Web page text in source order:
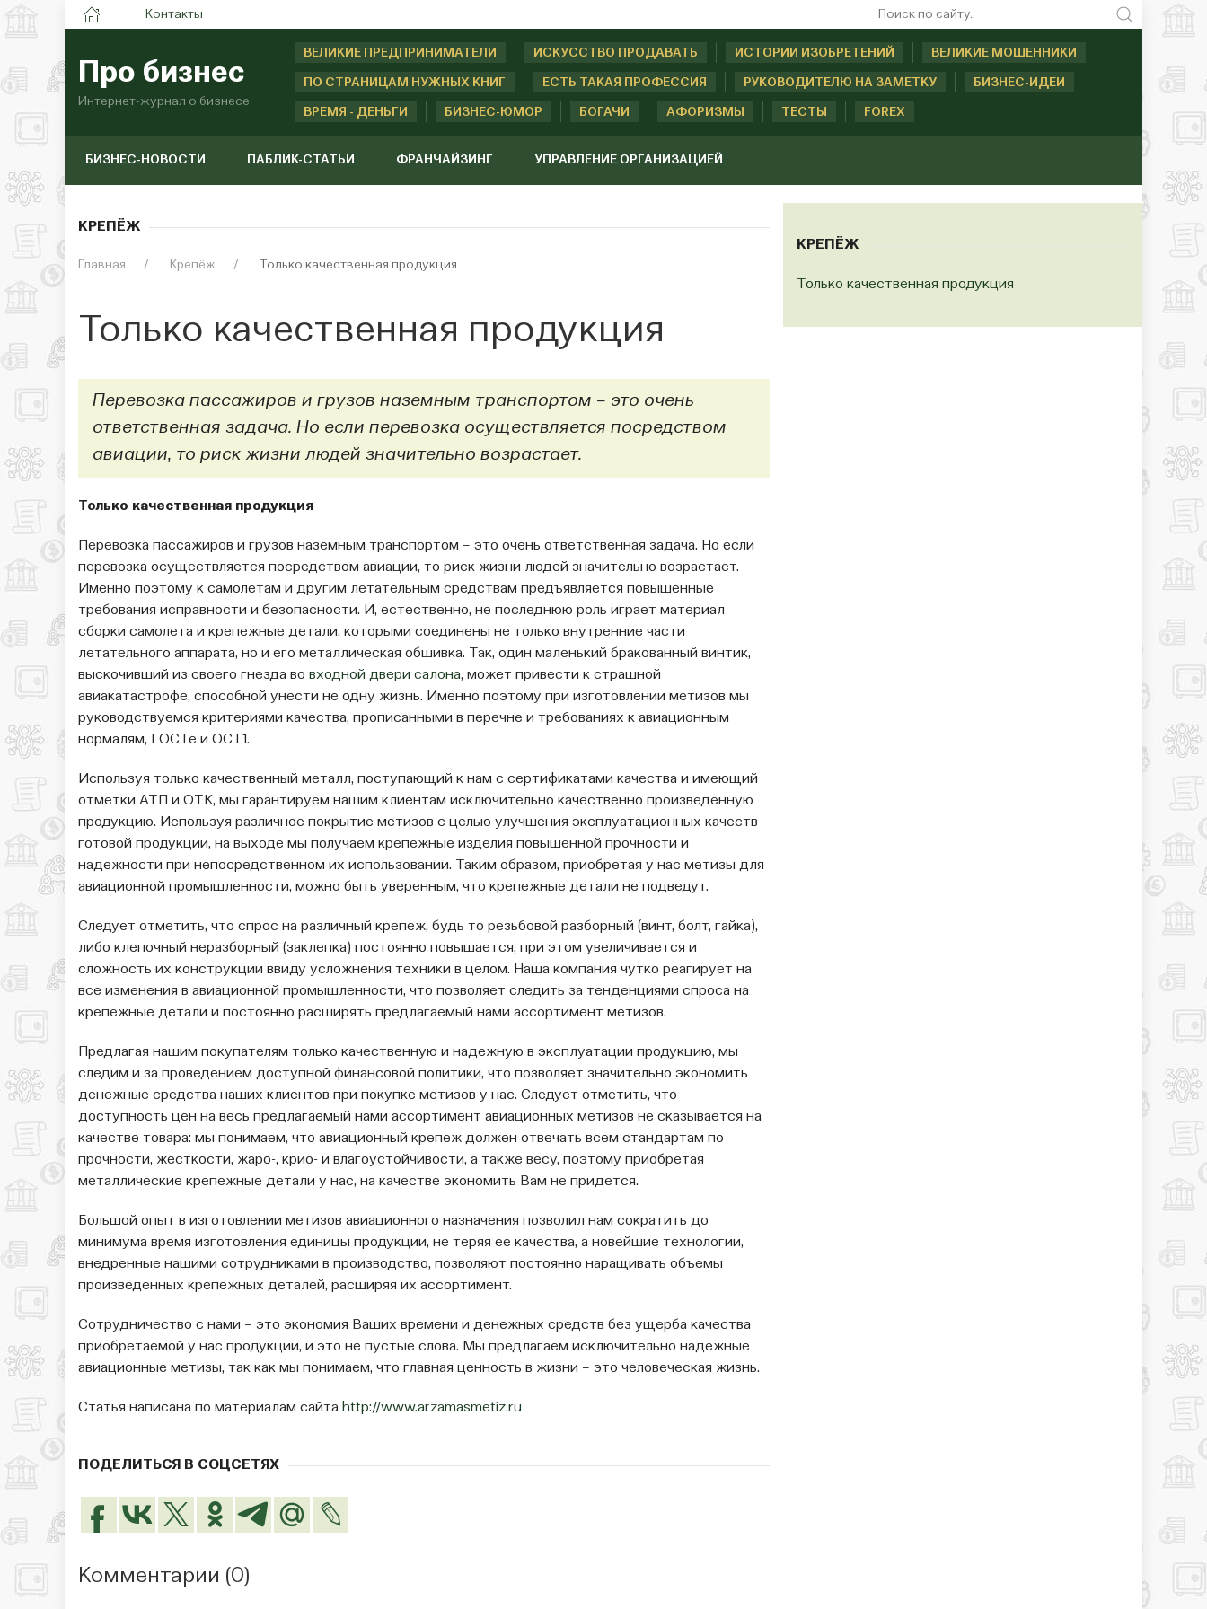
Контакты
Про бизнес
Интернет-журнал о бизнесе
ВЕЛИКИЕ ПРЕДПРИНИМАТЕЛИ ИСКУССТВО ПРОДАВАТЬ ИСТОРИИ ИЗОБРЕТЕНИЙ ВЕЛИКИЕ МОШЕННИКИ
ПО СТРАНИЦАМ НУЖНЫХ КНИГ ЕСТЬ ТАКАЯ ПРОФЕССИЯ РУКОВОДИТЕЛЮ НА ЗАМЕТКУ БИЗНЕС-ИДЕИ
ВРЕМЯ - ДЕНЬГИ БИЗНЕС-ЮМОР БОГАЧИ АФОРИЗМЫ ТЕСТЫ FOREX
БИЗНЕС-НОВОСТИ ПАБЛИК-СТАТЬИ ФРАНЧАЙЗИНГ УПРАВЛЕНИЕ ОРГАНИЗАЦИЕЙ
КРЕПЁЖ
Главная Крепёж Только качественная продукция
Только качественная продукция
Перевозка пассажиров и грузов наземным транспортом – это очень
ответственная задача. Но если перевозка осуществляется посредством
авиации, то риск жизни людей значительно возрастает.
Только качественная продукция
Перевозка пассажиров и грузов наземным транспортом – это очень ответственная задача. Но если
перевозка осуществляется посредством авиации, то риск жизни людей значительно возрастает.
Именно поэтому к самолетам и другим летательным средствам предъявляется повышенные
требования исправности и безопасности. И, естественно, не последнюю роль играет материал
сборки самолета и крепежные детали, которыми соединены не только внутренние части
летательного аппарата, но и его металлическая обшивка. Так, один маленький бракованный винтик,
выскочивший из своего гнезда во входной двери салона, может привести к страшной
авиакатастрофе, способной унести не одну жизнь. Именно поэтому при изготовлении метизов мы
руководствуемся критериями качества, прописанными в перечне и требованиях к авиационным
нормалям, ГОСТе и ОСТ1.
Используя только качественный металл, поступающий к нам с сертификатами качества и имеющий
отметки АТП и ОТК, мы гарантируем нашим клиентам исключительно качественно произведенную
продукцию. Используя различное покрытие метизов с целью улучшения эксплуатационных качеств
готовой продукции, на выходе мы получаем крепежные изделия повышенной прочности и
надежности при непосредственном их использовании. Таким образом, приобретая у нас метизы для
авиационной промышленности, можно быть уверенным, что крепежные детали не подведут.
Следует отметить, что спрос на различный крепеж, будь то резьбовой разборный (винт, болт, гайка),
либо клепочный неразборный (заклепка) постоянно повышается, при этом увеличивается и
сложность их конструкции ввиду усложнения техники в целом. Наша компания чутко реагирует на
все изменения в авиационной промышленности, что позволяет следить за тенденциями спроса на
крепежные детали и постоянно расширять предлагаемый нами ассортимент метизов.
Предлагая нашим покупателям только качественную и надежную в эксплуатации продукцию, мы
следим и за проведением доступной финансовой политики, что позволяет значительно экономить
денежные средства наших клиентов при покупке метизов у нас. Следует отметить, что
доступность цен на весь предлагаемый нами ассортимент авиационных метизов не сказывается на
качестве товара: мы понимаем, что авиационный крепеж должен отвечать всем стандартам по
прочности, жесткости, жаро-, крио- и влагоустойчивости, а также весу, поэтому приобретая
металлические крепежные детали у нас, на качестве экономить Вам не придется.
Большой опыт в изготовлении метизов авиационного назначения позволил нам сократить до
минимума время изготовления единицы продукции, не теряя ее качества, а новейшие технологии,
внедренные нашими сотрудниками в производство, позволяют постоянно наращивать объемы
произведенных крепежных деталей, расширяя их ассортимент.
Сотрудничество с нами – это экономия Ваших времени и денежных средств без ущерба качества
приобретаемой у нас продукции, и это не пустые слова. Мы предлагаем исключительно надежные
авиационные метизы, так как мы понимаем, что главная ценность в жизни – это человеческая жизнь.
Статья написана по материалам сайта http://www.arzamasmetiz.ru
ПОДЕЛИТЬСЯ В СОЦСЕТЯХ
Комментарии (0)
КРЕПЁЖ
Только качественная продукция